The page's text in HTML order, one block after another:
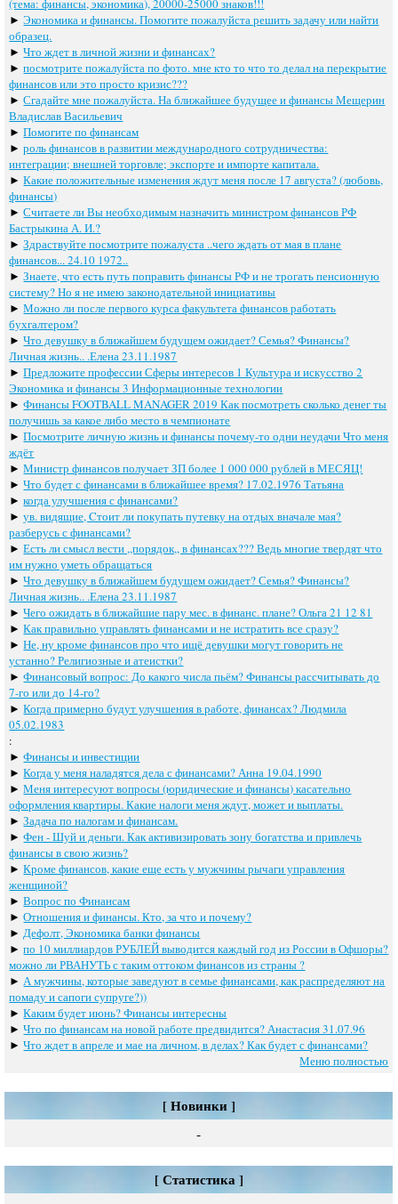
►Экономика и финансы. Помогите пожалуйста решить задачу или найти
образец.
►Что ждет в личной жизни и финансах?
►посмотрите пожалуйста по фото. мне кто то что то делал на перекрытие
финансов или это просто кризис???
►Сгадайте мне пожалуйста. На ближайшее будущее и финансы Мещерин
Владислав Васильевич
►Помогите по финансам
►роль финансов в развитии международного сотрудничества:
интеграции; внешней торговле; экспорте и импорте капитала.
►Какие положительные изменения ждут меня после 17 августа? (любовь,
финансы)
►Считаете ли Вы необходимым назначить министром финансов РФ
Бастрыкина А. И.?
►Здраствуйте посмотрите пожалуста ..чего ждать от мая в плане
финансов... 24.10 1972..
►Знаете, что есть путь поправить финансы РФ и не трогать пенсионную
систему? Но я не имею законодательной инициативы
►Можно ли после первого курса факультета финансов работать
бухгалтером?
►Что девушку в ближайшем будущем ожидает? Семья? Финансы?
Личная жизнь.. .Елена 23.11.1987
►Предложите профессии Сферы интересов 1 Культура и искусство 2
Экономика и финансы 3 Информационные технологии
►Финансы FOOTBALL MANAGER 2019 Как посмотреть сколько денег ты
получишь за какое либо место в чемпионате
►Посмотрите личную жизнь и финансы почему-то одни неудачи Что меня
ждёт
►Министр финансов получает ЗП более 1 000 000 рублей в МЕСЯЦ!
►Что будет с финансами в ближайшее время? 17.02.1976 Татьяна
►когда улучшения с финансами?
►ув. видящие, Cтоит ли покупать путевку на отдых вначале мая?
разберусь с финансами?
►Есть ли смысл вести ,,порядок,, в финансах??? Ведь многие твердят что
им нужно уметь обращаться
►Что девушку в ближайшем будущем ожидает? Семья? Финансы?
Личная жизнь.. .Елена 23.11.1987
►Чего ожидать в ближайшие пару мес. в финанс. плане? Ольга 21 12 81
►Как правильно управлять финансами и не истратить все сразу?
►Не, ну кроме финансов про что ищё девушки могут говорить не
устанно? Религиозные и атеистки?
►Финансовый вопрос: До какого числа пьём? Финансы рассчитывать до
7-го или до 14-го?
►Когда примерно будут улучшения в работе, финансах? Людмила
05.02.1983
:
►Финансы и инвестиции
►Когда у меня наладятся дела с финансами? Анна 19.04.1990
►Меня интересуют вопросы (юридические и финансы) касательно
оформления квартиры. Какие налоги меня ждут, может и выплаты.
►Задача по налогам и финансам.
►Фен - Шуй и деньги. Как активизировать зону богатства и привлечь
финансы в свою жизнь?
►Кроме финансов, какие еще есть у мужчины рычаги управления
женщиной?
►Вопрос по Финансам
►Отношения и финансы. Кто, за что и почему?
► Дефолт, Экономика банки финансы
►по 10 миллиардов РУБЛЕЙ выводится каждый год из России в Офшоры?
можно ли РВАНУТЬ с таким оттоком финансов из страны ?
► А мужчины, которые заведуют в семье финансами, как распределяют на
помаду и сапоги супруге?))
►Каким будет июнь? Финансы интересны
►Что по финансам на новой работе предвидится? Анастасия 31.07.96
►Что ждет в апреле и мае на личном, в делах? Как будет с финансами?
Меню полностью
[ Новинки ]
-
[ Статистика ]